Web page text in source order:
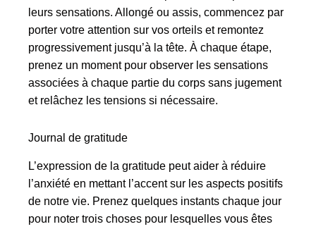
leurs sensations. Allongé ou assis, commencez par
porter votre attention sur vos orteils et remontez
progressivement jusqu’à la tête. À chaque étape,
prenez un moment pour observer les sensations
associées à chaque partie du corps sans jugement
et relâchez les tensions si nécessaire.
Journal de gratitude
L’expression de la gratitude peut aider à réduire
l’anxiété en mettant l’accent sur les aspects positifs
de notre vie. Prenez quelques instants chaque jour
pour noter trois choses pour lesquelles vous êtes